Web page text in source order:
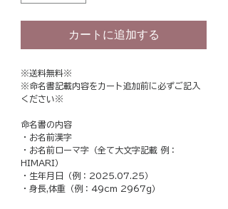
カートに追加する
※送料無料※
※命名書記載内容をカート追加前に必ずご記入
ください※
命名書の内容
・お名前漢字
・お名前ローマ字（全て大文字記載 例：
HIMARI）
・生年月日（例：2025.07.25）
・身長,体重（例：49cm 2967g）